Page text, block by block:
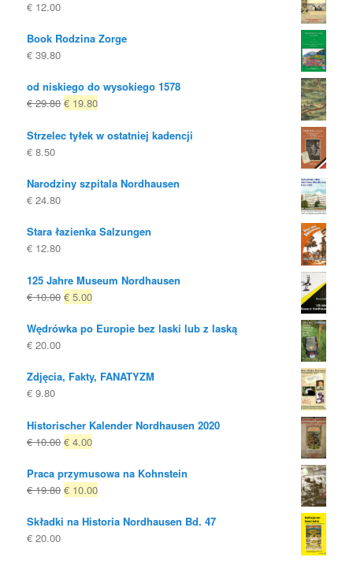
€ 12.00
Book Rodzina Zorge
€ 39.80
od niskiego do wysokiego 1578
€29.80 Oryginalna
była:
€ 19.80Obecna
to:
Strzelec tyłek w ostatniej kadencji
€ 8.50
Narodziny szpitala Nordhausen
€ 24.80
Stara łazienka Salzungen
€ 12.80
125 Jahre Museum Nordhausen
€10.00 Oryginalna
była:
€ 5.00Obecna
to:
Wędrówka po Europie bez laski lub z laską
€ 20.00
Zdjęcia, Fakty, FANATYZM
€ 9.80
Historischer Kalender Nordhausen 2020
€10.00 Oryginalna
była:
€ 10.00
€ 4.00Obecna
to:
€ 4.00.
Praca przymusowa na Kohnstein
€19.80 Oryginalna
była:
€ 10.00Obecna
to:
Składki na Historia Nordhausen Bd. 47
€ 20.00